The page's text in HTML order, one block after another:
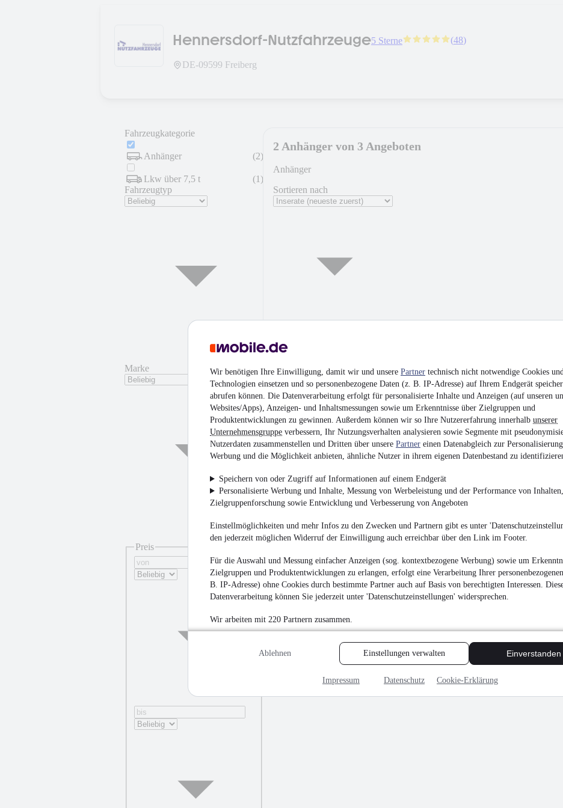
Wir benötigen Ihre Einwilligung, damit wir und unsere Partner technisch nicht notwendige Cookies
Technologien einsetzen und so personenbezogene Daten (z. B. IP-Adresse) auf Ihrem Endgerät
abrufen können. Die Datenverarbeitung erfolgt für personalisierte Inhalte und Anzeigen (auf unseren
Websites/Apps), Anzeigen- und Inhaltsmessungen sowie um Erkenntnisse über Zielgruppen und
Produktentwicklungen zu gewinnen. Außerdem können wir so Ihre Nutzererfahrung innerhalb unserer
Unternehmensgruppe verbessern, Ihr Nutzungsverhalten analysieren sowie Segmente mit
Nutzerdaten zusammenstellen und Dritten über unsere Partner einen Datenabgleich zur
Werbung und die Möglichkeit anbieten, ähnliche Nutzer in ihrem eigenen Datenbestand zu
Speichern von oder Zugriff auf Informationen auf einem Endgerät
Personalisierte Werbung und Inhalte, Messung von Werbeleistung und der Performance von Inhalten,
Zielgruppenforschung sowie Entwicklung und Verbesserung von Angeboten
Einstellmöglichkeiten und mehr Infos zu den Zwecken und Partnern gibt es unter
den jederzeit möglichen Widerruf der Einwilligung auch erreichbar über den Link im Footer.
Für die Auswahl und Messung einfacher Anzeigen (sog. kontextbezogene Werbung) sowie um
Zielgruppen und Produktentwicklungen zu erlangen, erfolgt eine Verarbeitung Ihrer
B. IP-Adresse) ohne Cookies durch bestimmte Partner auch auf Basis von berechtigten Interessen.
Datenverarbeitung können Sie jederzeit unter 'Datenschutzeinstellungen' widersprechen.
Wir arbeiten mit 220 Partnern zusammen.
Ablehnen Einstellungen verwalten Einverstanden
Impressum Datenschutz Cookie-Erklärung
Hennersdorf-Nutzfahrzeuge5 Sterne (48)
DE-09599 Freiberg
Fahrzeugkategorie
Anhänger (2)
Lkw über 7,5 t (1)
Fahrzeugtyp
Marke
Preis
2 Anhänger von 3 Angeboten
Anhänger
Sortieren nach
Meiller HKM A 18 ZL 5,0
7.500 € (Netto)¹
8.925 € (Brutto)
Abrollanhänger• Bis 18.000
Kotschenreuther TPV 211
16.750 € (Netto)¹
19.932 € (Brutto)
Pritsche + Plane•Bis 11.900
¹ MwSt. ausweisbar